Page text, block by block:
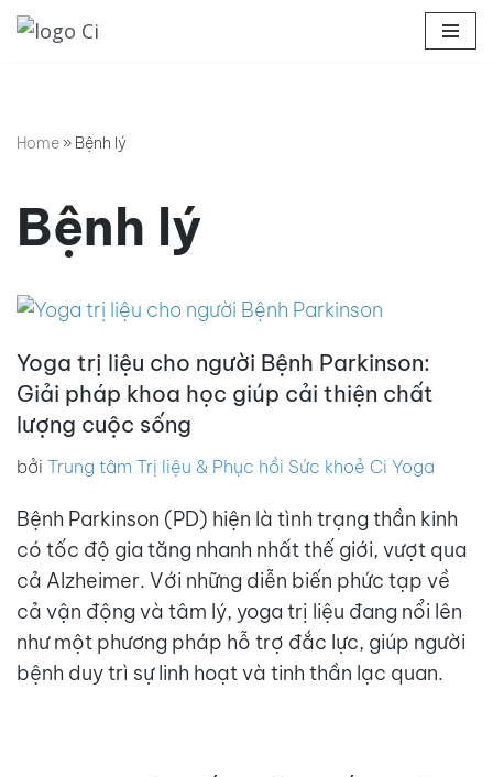
dung
Home » Bệnh lý
Bệnh lý
Yoga trị liệu cho người Bệnh Parkinson:
Giải pháp khoa học giúp cải thiện chất
lượng cuộc sống
bởi Trung tâm Trị liệu & Phục hồi Sức khoẻ Ci Yoga
Bệnh Parkinson (PD) hiện là tình trạng thần kinh
có tốc độ gia tăng nhanh nhất thế giới, vượt qua
cả Alzheimer. Với những diễn biến phức tạp về
cả vận động và tâm lý, yoga trị liệu đang nổi lên
như một phương pháp hỗ trợ đắc lực, giúp người
bệnh duy trì sự linh hoạt và tinh thần lạc quan.